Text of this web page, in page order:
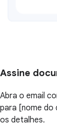
Assine
Abra o email
para [nome do
os detalhes.